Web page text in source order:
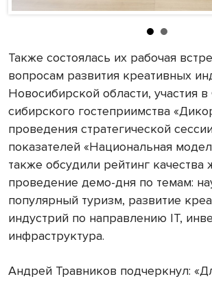
Также состоялась их рабочая
вопросам развития креативных
Новосибирской области, участия
сибирского гостеприимства
проведения стратегической
показателей «Национальная
также обсудили рейтинг качества
проведение демо-дня по темам:
популярный туризм, развитие
индустрий по направлению IT,
инфраструктура.
Андрей Травников подчеркнул: